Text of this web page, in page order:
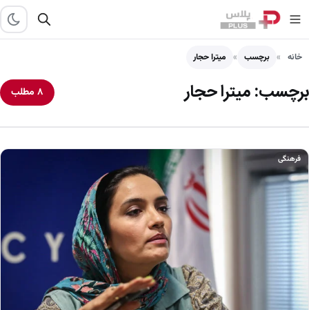
خانه برچسب میترا حجار
برچسب:میترا حجار ۸ مطلب
فرهنگی